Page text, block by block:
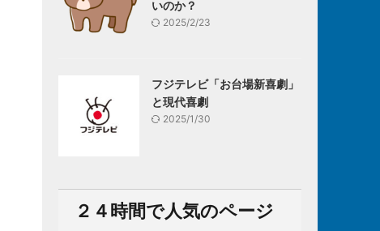
いのか？
2025/2/23
フジテレビ「お台場新喜劇」
と現代喜劇
2025/1/30
２４時間で人気のページ